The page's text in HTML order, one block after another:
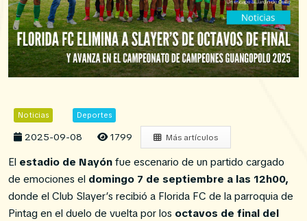
Noticias Deportes
2025-09-08 1799 Más artículos
El estadio de Nayón fue escenario de un partido cargado
de emociones el domingo 7 de septiembre a las 12h00,
donde el Club Slayer’s recibió a Florida FC de la parroquia de
Pintag en el duelo de vuelta por los octavos de final del